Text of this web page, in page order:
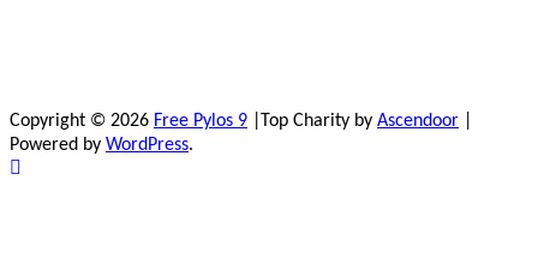
Copyright © 2026 Free Pylos 9 |Top Charity by Ascendoor
Powered by WordPress.